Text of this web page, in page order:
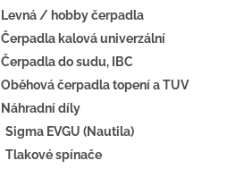
Levná / hobby čerpadla
Čerpadla kalová univerzální
Čerpadla do sudu, IBC
Oběhová čerpadla topení a TUV
Náhradní díly
Sigma EVGU (Nautila)
Tlakové spínače